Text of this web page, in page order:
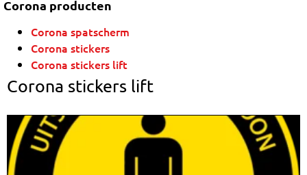
Corona producten
Corona spatscherm
Corona stickers
Corona stickers lift
Corona stickers lift